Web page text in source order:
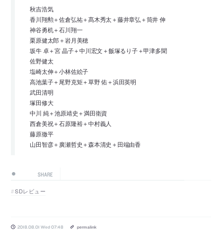
秋吉浩気
香川翔勲＋佐倉弘祐＋髙木秀太＋藤井章弘＋筒井 伸
神谷勇机＋石川翔一
栗原健太郎＋岩月美穂
坂牛 卓＋宮 晶子＋中川宏文＋飯塚るり子＋甲津多聞
佐野健太
塩崎太伸＋小林佐絵子
高池葉子＋尾野克矩＋草野 佑＋浜田英明
武田清明
塚田修大
中川 純＋池原靖史＋満田衛資
西倉美祝＋石原隆裕＋中村義人
藤原徹平
山田智彦＋廣瀬哲史＋森本清史＋田端由香
SHARE
SDレビュー
2018.08.01 Wed 07:48 permalink